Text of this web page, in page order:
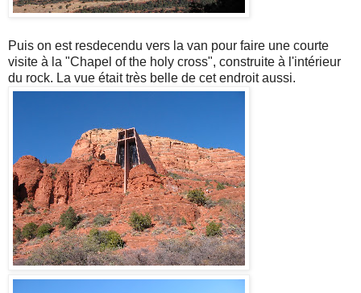
Puis on est resdecendu vers la van pour faire une courte
visite à la "Chapel of the holy cross", construite à l'intérieur
du rock. La vue était très belle de cet endroit aussi.